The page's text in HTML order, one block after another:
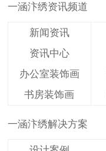
一涵汴绣资讯频道
新闻资讯
资讯中心
办公室装饰画
书房装饰画
一涵汴绣解决方案